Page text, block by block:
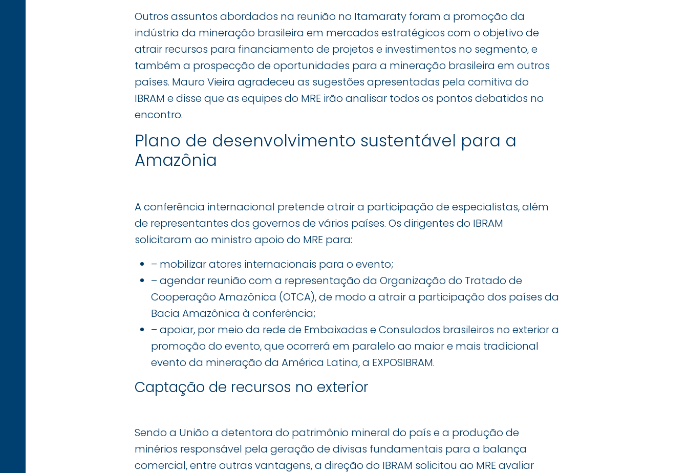
Outros assuntos abordados na reunião no Itamaraty foram a promoção da
indústria da mineração brasileira em mercados estratégicos com o objetivo de
atrair recursos para financiamento de projetos e investimentos no segmento, e
também a prospecção de oportunidades para a mineração brasileira em outros
países. Mauro Vieira agradeceu as sugestões apresentadas pela comitiva do
IBRAM e disse que as equipes do MRE irão analisar todos os pontos debatidos no
encontro.
Plano de desenvolvimento sustentável para a
Amazônia
A conferência internacional pretende atrair a participação de especialistas, além
de representantes dos governos de vários países. Os dirigentes do IBRAM
solicitaram ao ministro apoio do MRE para:
– mobilizar atores internacionais para o evento;
– agendar reunião com a representação da Organização do Tratado de
Cooperação Amazônica (OTCA), de modo a atrair a participação dos países da
Bacia Amazônica à conferência;
– apoiar, por meio da rede de Embaixadas e Consulados brasileiros no exterior a
promoção do evento, que ocorrerá em paralelo ao maior e mais tradicional
evento da mineração da América Latina, a EXPOSIBRAM.
Captação de recursos no exterior
Sendo a União a detentora do patrimônio mineral do país e a produção de
minérios responsável pela geração de divisas fundamentais para a balança
comercial, entre outras vantagens, a direção do IBRAM solicitou ao MRE avaliar